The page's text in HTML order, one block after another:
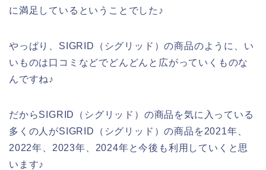
に満足しているということでした♪
やっぱり、SIGRID（シグリッド）の商品のように、い
いものは口コミなどでどんどんと広がっていくものな
んですね♪
だからSIGRID（シグリッド）の商品を気に入っている
多くの人がSIGRID（シグリッド）の商品を2021年、
2022年、2023年、2024年と今後も利用していくと思
います♪